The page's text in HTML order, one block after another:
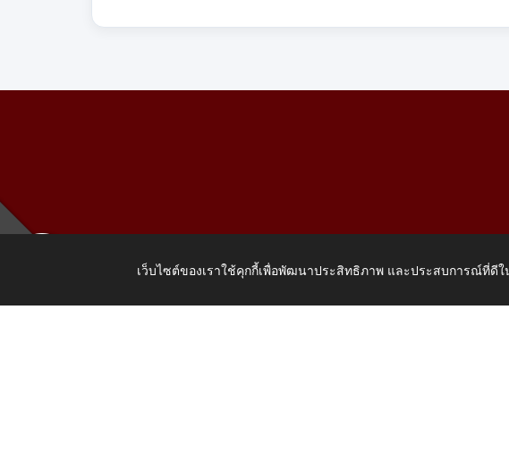
เว็บไซต์ของเราใช้คุกกี้เพื่อพัฒนาประสิทธิภาพ และประสบการณ์ที่ดี